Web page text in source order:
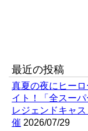
最近の投稿
真夏の夜にヒー
イト！「全スー
レジェンドキャ
催 2026/07/29